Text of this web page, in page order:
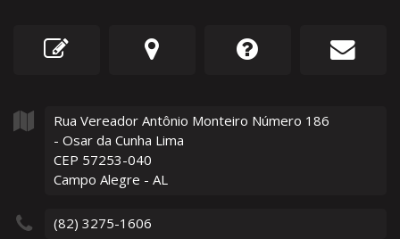
Rua Vereador Antônio Monteiro Número 186
- Osar da Cunha Lima
CEP 57253-040
Campo Alegre - AL
(82) 3275-1606